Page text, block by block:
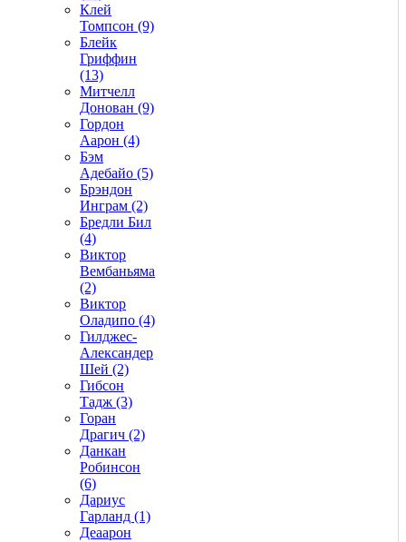
Клей
Томпсон (9)
Блейк
Гриффин
(13)
Митчелл
Донован (9)
Гордон
Аарон (4)
Бэм
Адебайо (5)
Брэндон
Инграм (2)
Бредли Бил
(4)
Виктор
Вембаньяма
(2)
Виктор
Оладипо (4)
Гилджес-
Александер
Шей (2)
Гибсон
Тадж (3)
Горан
Драгич (2)
Данкан
Робинсон
(6)
Дариус
Гарланд (1)
Деаарон